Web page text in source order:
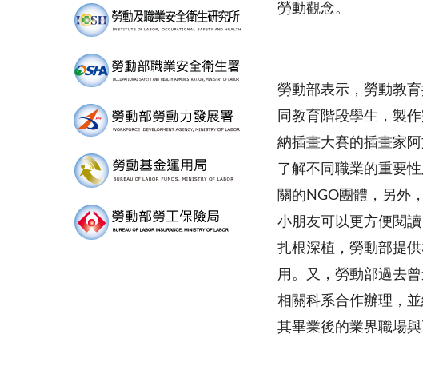
勞動觀念。
勞動部表示，勞動教
同教育階段學生，製
納插畫大賽的插畫家
了解不同職業的重要
關的NGO團體，另外
小朋友可以更方便閱
扎根深植，勞動部提
用。又，勞動部過去
相關科系合作辦理，
其畢業後的業界職場